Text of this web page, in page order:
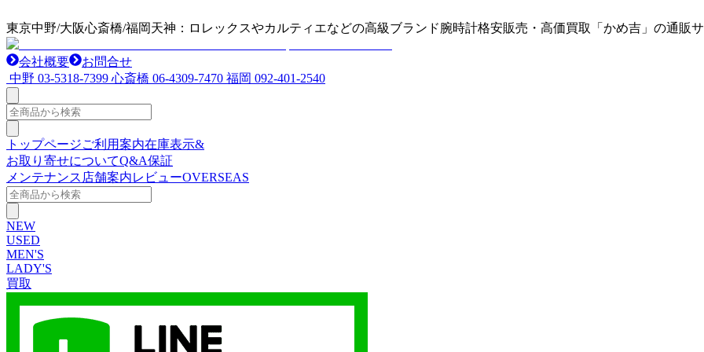
東京中野/大阪心斎橋/福岡天神：ロレックスやカルティエなどの高級ブランド腕時計格安販売・高価買取「かめ吉」の通販
会社概要
お問合せ
中野 03-5318-7399 心斎橋 06-4309-7470 福岡 092-401-2540
トップページご利用案内在庫表示&
お取り寄せについてQ&A保証
メンテナンス 店舗案内レビューOVERSEAS
NEW
USED
MEN'S
LADY'S
買取